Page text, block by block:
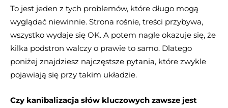
To jest jeden z tych problemów, które długo mogą
wyglądać niewinnie. Strona rośnie, treści przybywa,
wszystko wydaje się OK. A potem nagle okazuje się, że
kilka podstron walczy o prawie to samo. Dlatego
poniżej znajdziesz najczęstsze pytania, które zwykle
pojawiają się przy takim układzie.
Czy kanibalizacja słów kluczowych zawsze jest